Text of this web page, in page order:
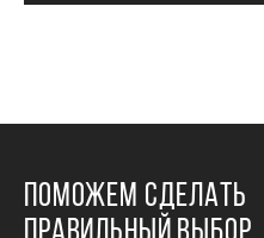
ПОМОЖЕМ СДЕЛАТЬ